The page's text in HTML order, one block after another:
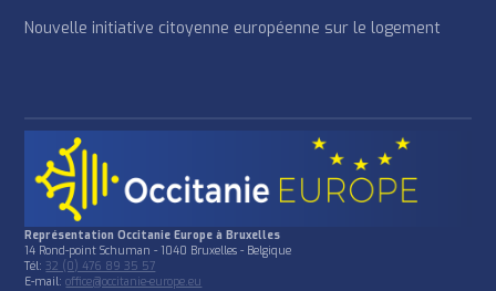
Nouvelle initiative citoyenne européenne sur le logement
Représentation Occitanie Europe à Bruxelles
14 Rond-point Schuman - 1040 Bruxelles - Belgique
Tél:32 (0) 476 89 35 57
E-mail:office@occitanie-europe.eu